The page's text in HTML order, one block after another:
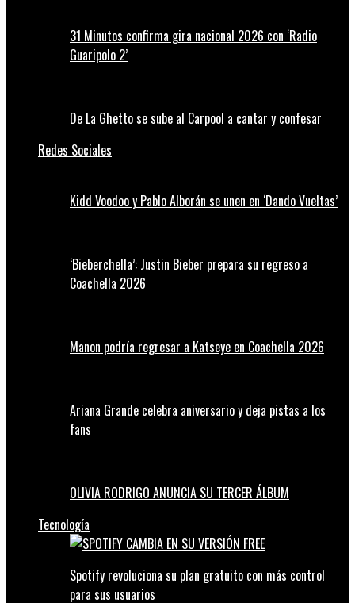
31 Minutos confirma gira nacional 2026 con ‘Radio
Guaripolo 2’
De La Ghetto se sube al Carpool a cantar y confesar
Redes Sociales
Kidd Voodoo y Pablo Alborán se unen en ‘Dando Vueltas’
‘Bieberchella’: Justin Bieber prepara su regreso a
Coachella 2026
Manon podría regresar a Katseye en Coachella 2026
Ariana Grande celebra aniversario y deja pistas a los
fans
OLIVIA RODRIGO ANUNCIA SU TERCER ÁLBUM
Tecnología
Spotify revoluciona su plan gratuito con más control
para sus usuarios